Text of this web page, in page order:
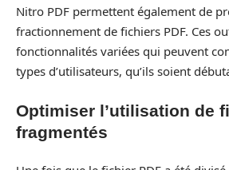
Nitro PDF permettent également de
fractionnement de fichiers PDF. Ces
fonctionnalités variées qui peuvent
types d’utilisateurs, qu’ils soient
Optimiser l’utilisation de
fragmentés